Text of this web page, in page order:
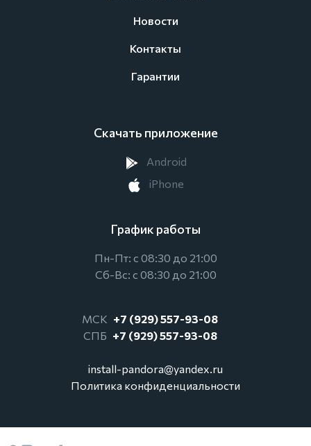
Новости
Контакты
Гарантии
Скачать приложение
Android
iPhone
График работы
Пн-Пт: с 08:30 до 21:00
Сб-Вс: с 08:30 до 21:00
МСК +7 (929) 557-93-08
СПБ +7 (929) 557-93-08
install-pandora@yandex.ru
Политика конфиденциальности